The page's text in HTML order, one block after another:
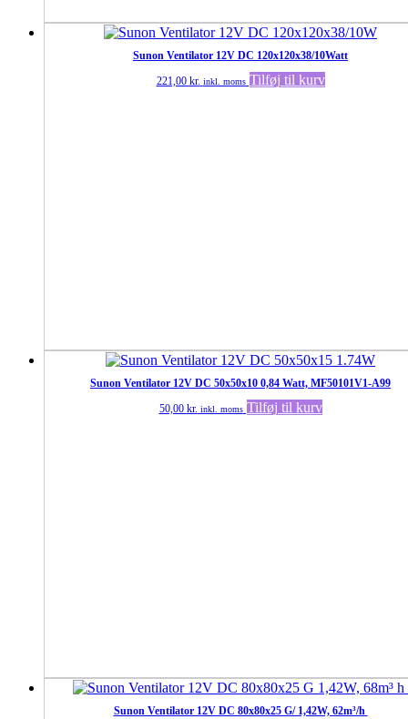
Sunon Ventilator 12V DC 120x120x38/10Watt
221,00 kr. inkl. moms Tilføj til kurv
Sunon Ventilator 12V DC 50x50x10 0,84 Watt, MF50101V1-A99
50,00 kr. inkl. moms Tilføj til kurv
Sunon Ventilator 12V DC 80x80x25 G/ 1,42W, 62m³/h